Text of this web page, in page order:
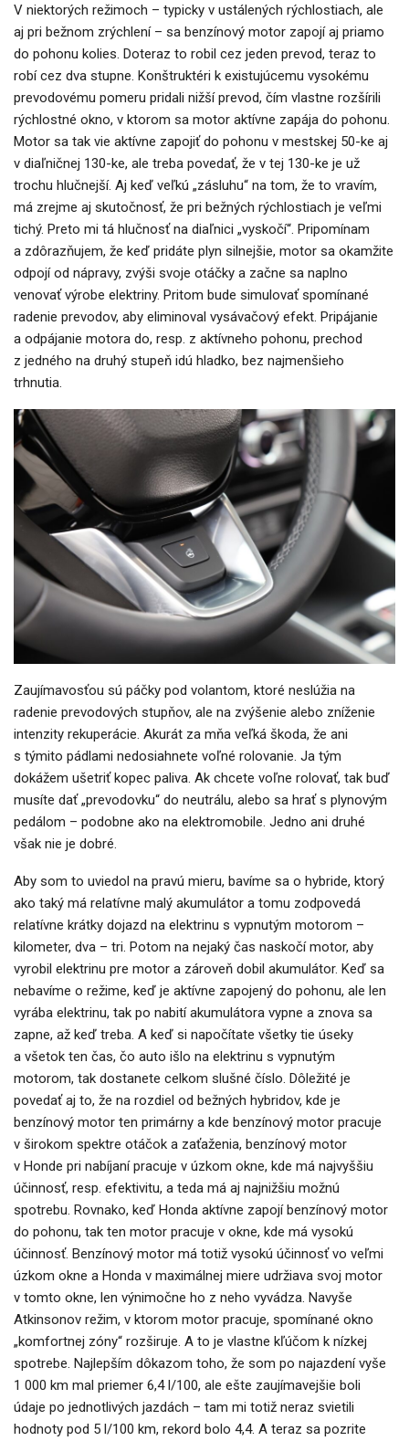
V niektorých režimoch – typicky v ustálených rýchlostiach, ale
aj pri bežnom zrýchlení – sa benzínový motor zapojí aj priamo
do pohonu kolies. Doteraz to robil cez jeden prevod, teraz to
robí cez dva stupne. Konštruktéri k existujúcemu vysokému
prevodovému pomeru pridali nižší prevod, čím vlastne rozšírili
rýchlostné okno, v ktorom sa motor aktívne zapája do pohonu.
Motor sa tak vie aktívne zapojiť do pohonu v mestskej 50-ke aj
v diaľničnej 130-ke, ale treba povedať, že v tej 130-ke je už
trochu hlučnejší. Aj keď veľkú „zásluhu“ na tom, že to vravím,
má zrejme aj skutočnosť, že pri bežných rýchlostiach je veľmi
tichý. Preto mi tá hlučnosť na diaľnici „vyskočí“. Pripomínam
a zdôrazňujem, že keď pridáte plyn silnejšie, motor sa okamžite
odpojí od nápravy, zvýši svoje otáčky a začne sa naplno
venovať výrobe elektriny. Pritom bude simulovať spomínané
radenie prevodov, aby eliminoval vysávačový efekt. Pripájanie
a odpájanie motora do, resp. z aktívneho pohonu, prechod
z jedného na druhý stupeň idú hladko, bez najmenšieho
trhnutia.
Zaujímavosťou sú páčky pod volantom, ktoré neslúžia na
radenie prevodových stupňov, ale na zvýšenie alebo zníženie
intenzity rekuperácie. Akurát za mňa veľká škoda, že ani
s týmito pádlami nedosiahnete voľné rolovanie. Ja tým
dokážem ušetriť kopec paliva. Ak chcete voľne rolovať, tak buď
musíte dať „prevodovku“ do neutrálu, alebo sa hrať s plynovým
pedálom – podobne ako na elektromobile. Jedno ani druhé
však nie je dobré.
Aby som to uviedol na pravú mieru, bavíme sa o hybride, ktorý
ako taký má relatívne malý akumulátor a tomu zodpovedá
relatívne krátky dojazd na elektrinu s vypnutým motorom –
kilometer, dva – tri. Potom na nejaký čas naskočí motor, aby
vyrobil elektrinu pre motor a zároveň dobil akumulátor. Keď sa
nebavíme o režime, keď je aktívne zapojený do pohonu, ale len
vyrába elektrinu, tak po nabití akumulátora vypne a znova sa
zapne, až keď treba. A keď si napočítate všetky tie úseky
a všetok ten čas, čo auto išlo na elektrinu s vypnutým
motorom, tak dostanete celkom slušné číslo. Dôležité je
povedať aj to, že na rozdiel od bežných hybridov, kde je
benzínový motor ten primárny a kde benzínový motor pracuje
v širokom spektre otáčok a zaťaženia, benzínový motor
v Honde pri nabíjaní pracuje v úzkom okne, kde má najvyššiu
účinnosť, resp. efektivitu, a teda má aj najnižšiu možnú
spotrebu. Rovnako, keď Honda aktívne zapojí benzínový motor
do pohonu, tak ten motor pracuje v okne, kde má vysokú
účinnosť. Benzínový motor má totiž vysokú účinnosť vo veľmi
úzkom okne a Honda v maximálnej miere udržiava svoj motor
v tomto okne, len výnimočne ho z neho vyvádza. Navyše
Atkinsonov režim, v ktorom motor pracuje, spomínané okno
„komfortnej zóny“ rozširuje. A to je vlastne kľúčom k nízkej
spotrebe. Najlepším dôkazom toho, že som po najazdení vyše
1 000 km mal priemer 6,4 l/100, ale ešte zaujímavejšie boli
údaje po jednotlivých jazdách – tam mi totiž neraz svietili
hodnoty pod 5 l/100 km, rekord bolo 4,4. A teraz sa pozrite